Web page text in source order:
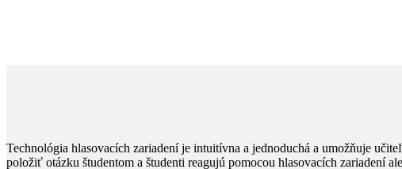
Technológia hlasovacích zariadení je intuitívna a jednoduchá a umožňuje
položiť otázku študentom a študenti reagujú pomocou hlasovacích zariadení